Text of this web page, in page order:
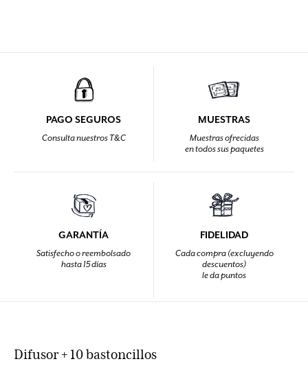
PAGO SEGUROS
Consulta nuestros T&C
MUESTRAS
Muestras ofrecidas
en todos sus paquetes
GARANTÍA
Satisfecho o reembolsado
hasta 15 días
FIDELIDAD
Cada compra (excluyendo
descuentos)
le da puntos
Difusor + 10 bastoncillos